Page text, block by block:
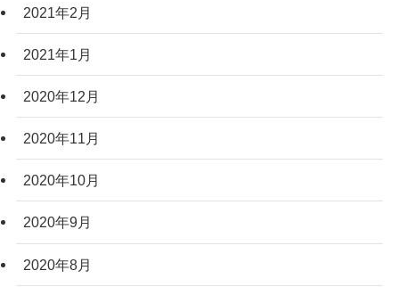
2021年2月
2021年1月
2020年12月
2020年11月
2020年10月
2020年9月
2020年8月